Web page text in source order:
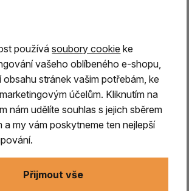
Three Kingsje ideální volbou pro
hledajíspolehlivé uhlíky na
speciální úpravě se uhlík snadno
sirky nebo zapalovače a během krátké
teploty.
solía zajišťuje
používásoubory cookie ke
vašeho oblíbeného e-shopu,
obsahu stránek vašim potřebám, ke
účelům. Kliknutím na
nám udělíte souhlas s jejich sběrem
a my vám poskytneme ten nejlepší
Přijmout vše